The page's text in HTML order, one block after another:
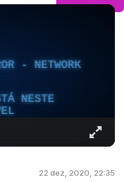
- NETWORK
NESTE
22 dez, 2020, 22:35